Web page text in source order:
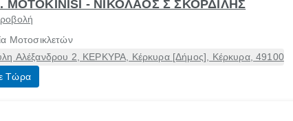
MOTOKINISI - ΝΙΚΟΛΑΟΣ Σ ΣΚΟΡΔΙΛΗΣ
Μοτοσικλετών
Αλέξανδρου 2, ΚΕΡΚΥΡΑ, Κέρκυρα [Δήμος], Κέρκυρα, 49100
Τώρα